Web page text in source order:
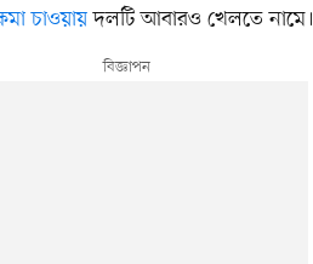
চাওয়ায়দলটি আবারও খেলতে নামে।